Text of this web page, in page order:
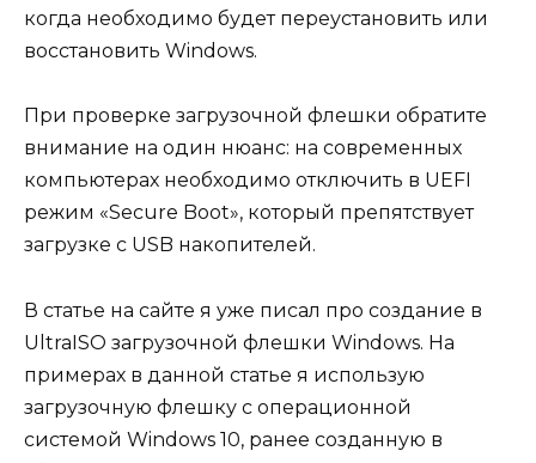
когда необходимо будет переустановить или
восстановить Windows.
При проверке загрузочной флешки обратите
внимание на один нюанс: на современных
компьютерах необходимо отключить в UEFI
режим «Secure Boot», который препятствует
загрузке с USB накопителей.
В статье на сайте я уже писал про создание в
UltraISO загрузочной флешки Windows. На
примерах в данной статье я использую
загрузочную флешку с операционной
системой Windows 10, ранее созданную в